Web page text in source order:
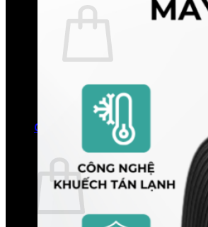
Quay trở lại cửa hàng
0
Giỏ hàng